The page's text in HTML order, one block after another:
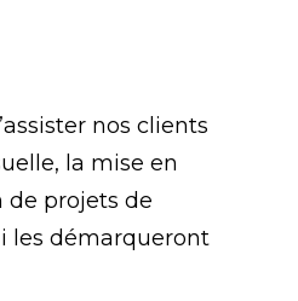
nos clients
la mise en
projets de
les démarqueront